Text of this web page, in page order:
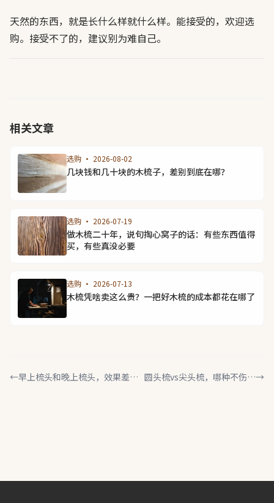
天然的东西，就是长什么样就什么样。能接受的，欢迎选
购。接受不了的，建议别为难自己。
相关文章
选购 · 2026-08-02
几块钱和几十块的木梳子，差别到底在哪？
选购 · 2026-07-19
做木梳二十年，说句掏心窝子的话：有些东西值得
买，有些真没必要
选购 · 2026-07-13
木梳凭啥卖这么贵？一把好木梳的成本都花在哪了
←早上梳头和晚上梳头，效果差在 圆头梳vs尖头梳，哪种不伤头→